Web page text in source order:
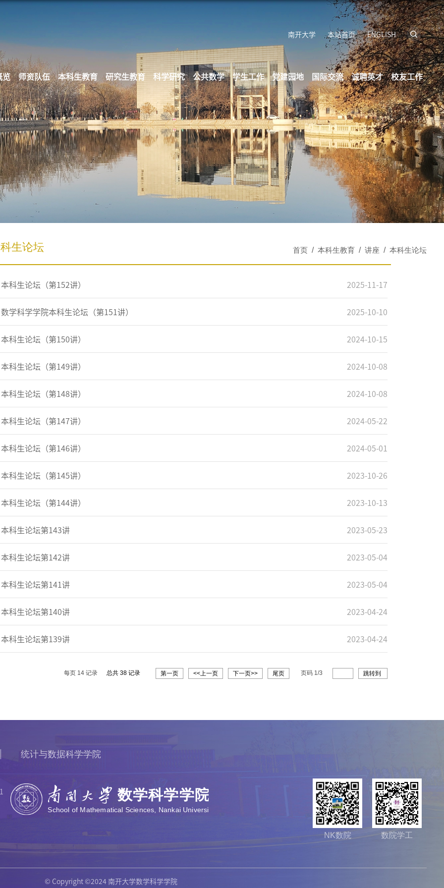
南开大学 本站首页 ENGLISH
览 师资队伍 本科生教育 研究生教育 科学研究 公共数学 学生工作 党建园地 国际交流 诚聘英才 校友工作
首页 / 本科生教育 / 讲座 / 本科生论坛
生论坛
本科生论坛（第152讲） 2025-11-17
数学科学学院本科生论坛（第151讲） 2025-10-10
本科生论坛（第150讲） 2024-10-15
本科生论坛（第149讲） 2024-10-08
本科生论坛（第148讲） 2024-10-08
本科生论坛（第147讲） 2024-05-22
本科生论坛（第146讲） 2024-05-01
本科生论坛（第145讲） 2023-10-26
本科生论坛（第144讲） 2023-10-13
本科生论坛第143讲 2023-05-23
本科生论坛第142讲 2023-05-04
本科生论坛第141讲 2023-05-04
本科生论坛第140讲 2023-04-24
本科生论坛第139讲 2023-04-24
每页 14 记录 总共38 记录 第一页 <<上一页 下一页>> 尾页 页码 1/3 跳转到
统计与数据科学学院
NK数院 数院学工
© Copyright ©2024 南开大学数学科学学院